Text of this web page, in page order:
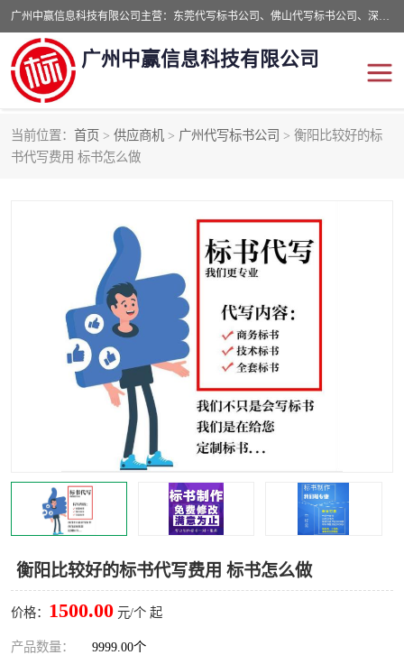
广州中赢信息科技有限公司主营：东莞代写标书公司、佛山代写标书公司、深圳代写标书公司等,食品类标书、工程类类标书,经验丰富的标书制作团队,24小时加急服务,多对一服务。
广州中赢信息科技有限公司
当前位置： 首页 > 供应商机 > 广州代写标书公司 > 衡阳比较好的标
书代写费用 标书怎么做
衡阳比较好的标书代写费用 标书怎么做
价格： 1500.00 元/个 起
产品数量： 9999.00个
东莞代写标书公司